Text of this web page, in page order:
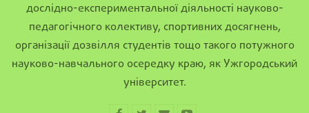
дослідно-експериментальної діяльності науково-
педагогічного колективу, спортивних досягнень,
організації дозвілля студентів тощо такого потужного
науково-навчального осередку краю, як Ужгородський
університет.